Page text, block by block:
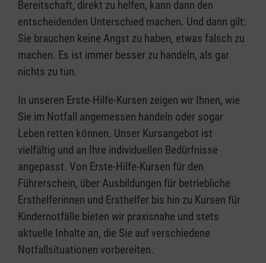
Bereitschaft, direkt zu helfen, kann dann den
entscheidenden Unterschied machen. Und dann gilt:
Sie brauchen keine Angst zu haben, etwas falsch zu
machen. Es ist immer besser zu handeln, als gar
nichts zu tun.
In unseren Erste-Hilfe-Kursen zeigen wir Ihnen, wie
Sie im Notfall angemessen handeln oder sogar
Leben retten können. Unser Kursangebot ist
vielfältig und an Ihre individuellen Bedürfnisse
angepasst. Von Erste-Hilfe-Kursen für den
Führerschein, über Ausbildungen für betriebliche
Ersthelferinnen und Ersthelfer bis hin zu Kursen für
Kindernotfälle bieten wir praxisnahe und stets
aktuelle Inhalte an, die Sie auf verschiedene
Notfallsituationen vorbereiten.